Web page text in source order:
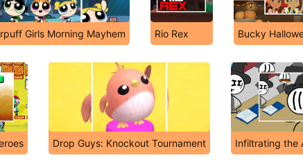
Girls Morning Mayhem Rio Rex Bucky
Drop Guys: Knockout Tournament Infiltrating the